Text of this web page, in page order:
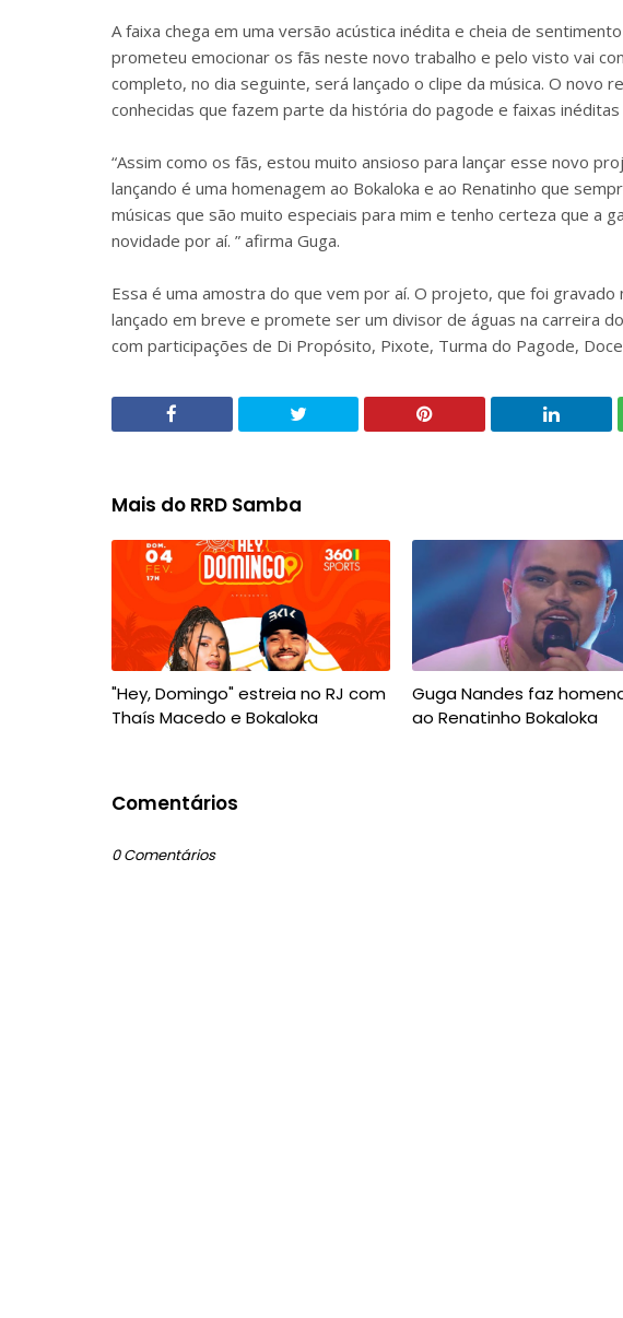
A faixa chega em uma versão acústica inédita e cheia de
prometeu emocionar os fãs neste novo trabalho e pelo visto vai
completo, no dia seguinte, será lançado o clipe da música. O novo
conhecidas que fazem parte da história do pagode e faixas
“Assim como os fãs, estou muito ansioso para lançar esse novo
lançando é uma homenagem ao Bokaloka e ao Renatinho que
músicas que são muito especiais para mim e tenho certeza que a
novidade por aí. ” afirma Guga.
Essa é uma amostra do que vem por aí. O projeto, que foi gravado
lançado em breve e promete ser um divisor de águas na carreira
com participações de Di Propósito, Pixote, Turma do Pagode,
Mais do RRD Samba
"Hey, Domingo" estreia no RJ com
Thaís Macedo e Bokaloka
Guga Nandes faz
ao Renatinho Bokaloka
Comentários
0 Comentários